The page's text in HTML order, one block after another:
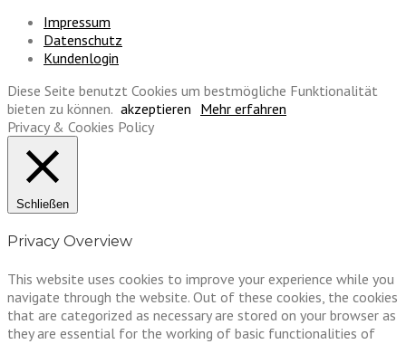
Impressum
Datenschutz
Kundenlogin
Diese Seite benutzt Cookies um bestmögliche Funktionalität
bieten zu können. akzeptieren Mehr erfahren
Privacy & Cookies Policy
Schließen
Privacy Overview
This website uses cookies to improve your experience while you
navigate through the website. Out of these cookies, the cookies
that are categorized as necessary are stored on your browser as
they are essential for the working of basic functionalities of